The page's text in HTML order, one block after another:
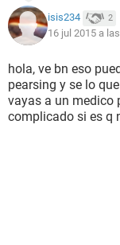
isis234 2
16 jul 2015 a
hola, ve bn eso
pearsing y se lo
vayas a un medico
complicado si es q